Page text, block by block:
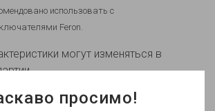
использовать с
Feron.
могут изменяться в
просимо!